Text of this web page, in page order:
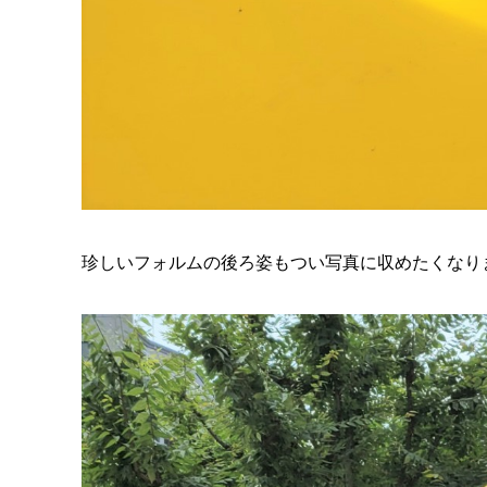
珍しいフォルムの後ろ姿もつい写真に収めたくなり